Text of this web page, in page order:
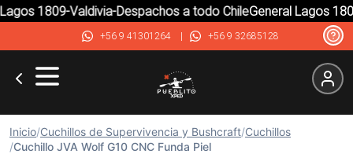
1809-Valdivia-Despachos a todo ChileGeneral Lagos
+56 9 41301264| +56 9 32685128
Inicio/Cuchillos de Supervivencia y Bushcraft/Cuchillos
/Cuchillo JVA Wolf G10 CNC Funda Piel